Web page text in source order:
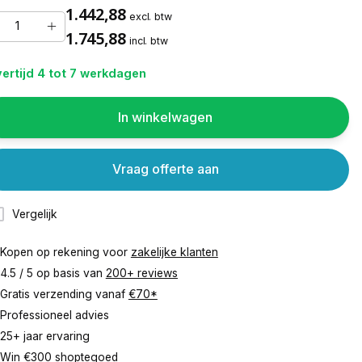
1.442,88 excl. btw
1.745,88 incl. btw
4 tot 7 werkdagen
In winkelwagen
Vergelijk
Vraag offerte aan
Kopen op rekening voor zakelijke klanten
4.5 / 5 op basis van 200+ reviews
Gratis verzending vanaf €70*
Professioneel advies
25+ jaar ervaring
Win €300 shoptegoed